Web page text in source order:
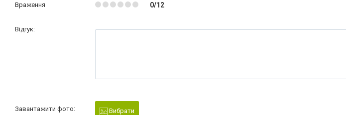
Враження 0/12
Відгук:
Завантажити фото: Вибрати